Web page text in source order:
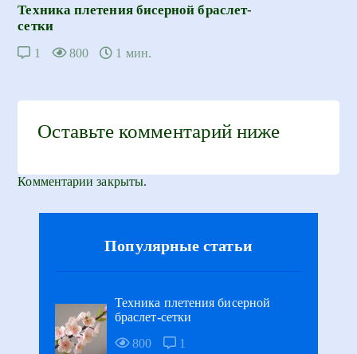
Техника плетения бисерной браслет-
сетки
1 800 1 мин.
Оставьте комментарий ниже
Комментарии закрыты.
Популярные статьи
Техника плетения бисерной
браслет-сетки
800
1